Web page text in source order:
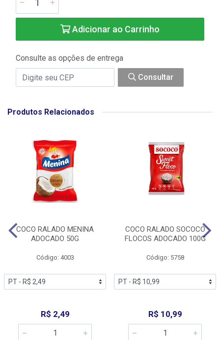
Adicionar ao Carrinho
Consulte as opções de entrega
Consultar
Produtos Relacionados
COCO RALADO MENINA
ADOCADO 50G
Código: 4003
R$ 2,49
COCO RALADO SOCOCO
FLOCOS ADOCADO 100G
Código: 5758
R$ 10,99